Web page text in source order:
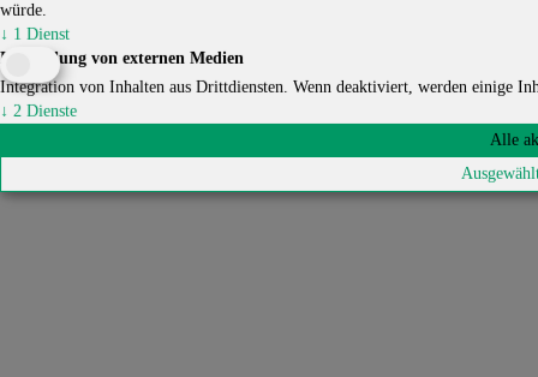
würde.
↓ 1 Dienst
Einbindung von externen Medien
Integration von Inhalten aus Drittdiensten. Wenn deaktiviert, werden einige
↓ 2 Dienste
Alle